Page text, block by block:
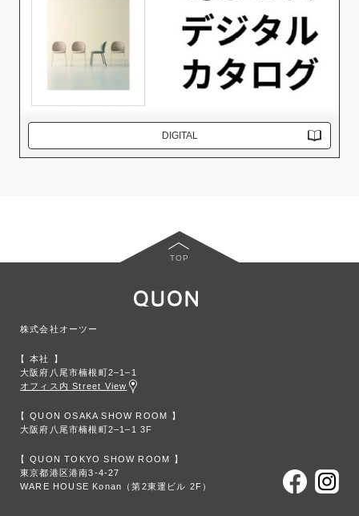
DIGITAL
TOP
株式会社オーツー
本社
大阪府八尾市楠根町2‒1‒1
オフィス内 Street View
QUON OSAKA SHOW ROOM
大阪府八尾市楠根町2‒1‒1 3F
QUON TOKYO SHOW ROOM
東京都港区港南3-4-27
WARE HOUSE Konan（第2東運ビル 2F）